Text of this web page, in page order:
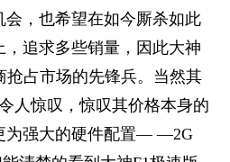
，也希望在如今厮杀如此
追求多些销量，因此大神
抢占市场的先锋兵。当然其
人惊叹，惊叹其价格本身的
为强大的硬件配置— —2G